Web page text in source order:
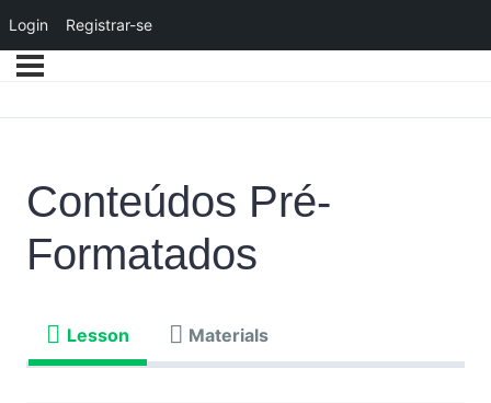
Conteúdos Pré-
Formatados
Lesson Materials
Login Registrar-se